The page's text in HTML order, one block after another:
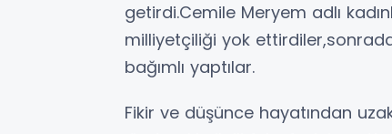
getirdi.Cemile Meryem adlı
milliyetçiliği yok
bağımlı yaptılar.
Fikir ve düşünce hayatından